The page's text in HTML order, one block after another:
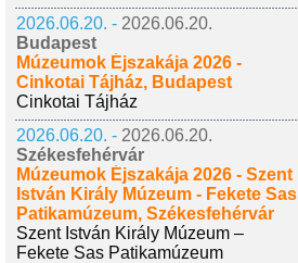
2026.06.20. - 2026.06.20.
Budapest
Múzeumok Éjszakája 2026 -
Cinkotai Tájház, Budapest
Cinkotai Tájház
2026.06.20. - 2026.06.20.
Székesfehérvár
Múzeumok Éjszakája 2026 - Szent
István Király Múzeum - Fekete Sas
Patikamúzeum, Székesfehérvár
Szent István Király Múzeum –
Fekete Sas Patikamúzeum